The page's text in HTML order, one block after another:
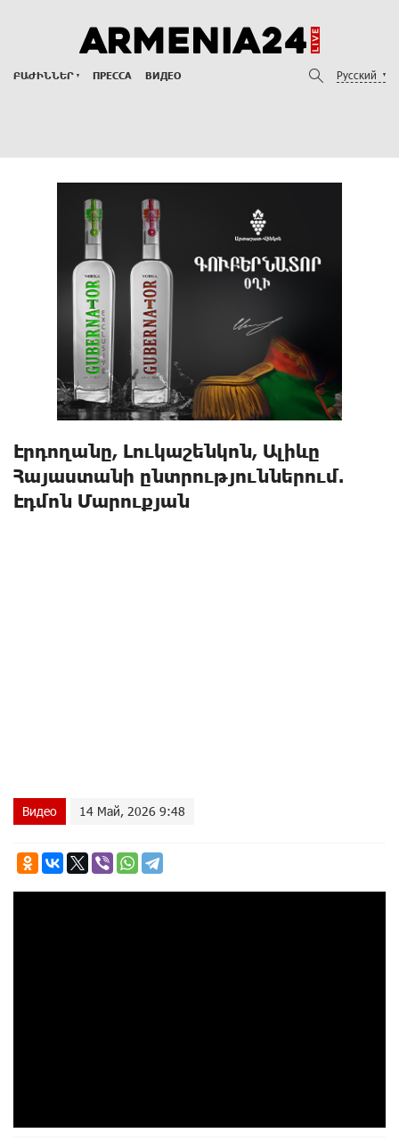
ԲԱԺԻՆՆԵՐ ПРЕССА ВИДЕО Русский
Էրդողանը, Լուկաշենկոն, Ալիևը
Հայաստանի ընտրություններում.
Էդմոն Մարուքյան
Видео 14 Май, 2026 9:48